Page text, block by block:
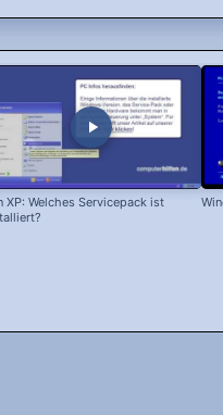
XP: Welches Servicepack ist